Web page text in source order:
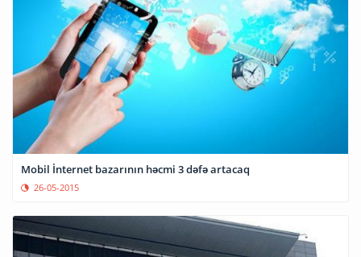
Mobil İnternet bazarının həcmi 3 dəfə artacaq
26-05-2015